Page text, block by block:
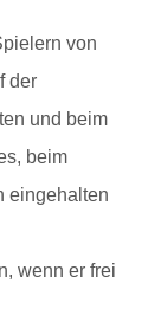
von
der
und beim
beim
eingehalten
wenn er frei